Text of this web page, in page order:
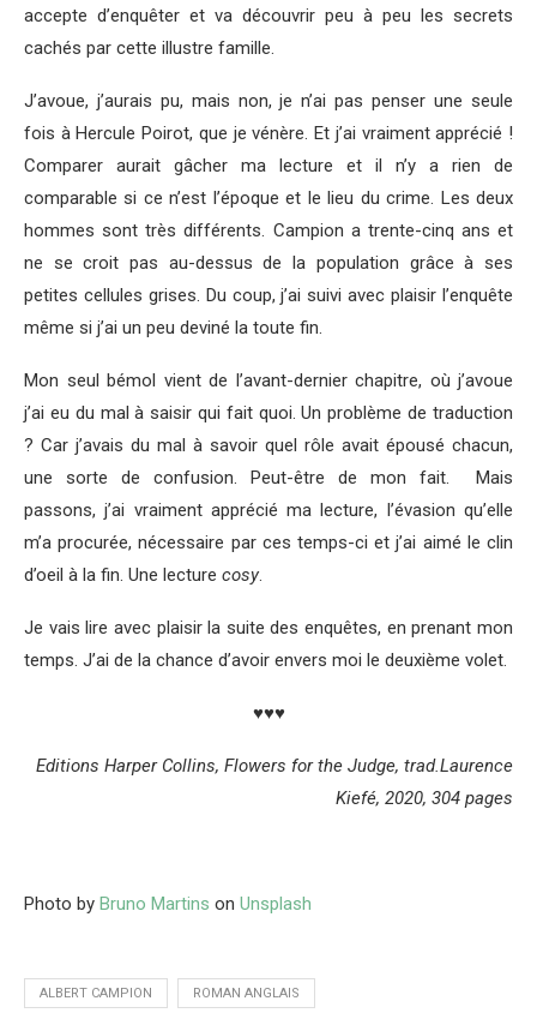
accepte d’enquêter et va découvrir peu à peu les secrets
cachés par cette illustre famille.
J’avoue, j’aurais pu, mais non, je n’ai pas penser une seule
fois à Hercule Poirot, que je vénère. Et j’ai vraiment apprécié !
Comparer aurait gâcher ma lecture et il n’y a rien de
comparable si ce n’est l’époque et le lieu du crime. Les deux
hommes sont très différents. Campion a trente-cinq ans et
ne se croit pas au-dessus de la population grâce à ses
petites cellules grises. Du coup, j’ai suivi avec plaisir l’enquête
même si j’ai un peu deviné la toute fin.
Mon seul bémol vient de l’avant-dernier chapitre, où j’avoue
j’ai eu du mal à saisir qui fait quoi. Un problème de traduction
? Car j’avais du mal à savoir quel rôle avait épousé chacun,
une sorte de confusion. Peut-être de mon fait. Mais
passons, j’ai vraiment apprécié ma lecture, l’évasion qu’elle
m’a procurée, nécessaire par ces temps-ci et j’ai aimé le clin
d’oeil à la fin. Une lecture cosy.
Je vais lire avec plaisir la suite des enquêtes, en prenant mon
temps. J’ai de la chance d’avoir envers moi le deuxième volet.
♥♥♥
Editions Harper Collins, Flowers for the Judge, trad.Laurence
Kiefé, 2020, 304 pages
Photo by Bruno Martins on Unsplash
ALBERT CAMPION ROMAN ANGLAIS